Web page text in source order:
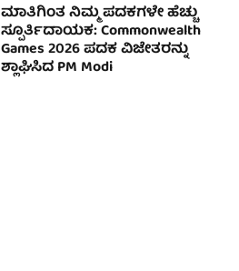
ಮಾತಿಗಿಂತ ನಿಮ್ಮ ಪದಕಗಳೇ ಹೆಚ್ಚು
ಸ್ಪೂರ್ತಿದಾಯಕ: Commonwealth
Games 2026 ಪದಕ ವಿಜೇತರನ್ನು
ಶ್ಲಾಘಿಸಿದ PM Modi